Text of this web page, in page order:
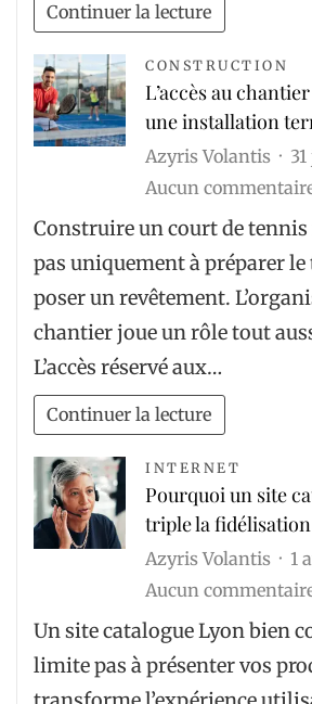
Continuer la lecture
CONSTRUCTION
L’accès au
une installation
Azyris Volantis
Aucun
Construire un court de tennis
pas uniquement à préparer
poser un revêtement.
chantier joue un rôle tout
L’accès réservé aux…
Continuer la lecture
INTERNET
Pourquoi un site
triple la
Azyris Volantis
1
Aucun
Un site catalogue Lyon bien
limite pas à présenter vos